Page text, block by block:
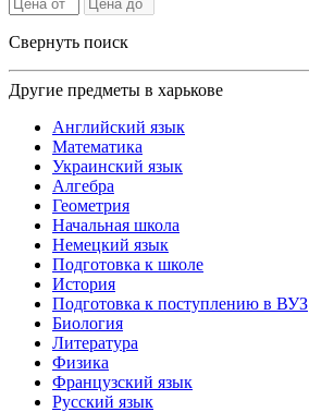
Свернуть поиск
Другие предметы в харькове
Английский язык
Математика
Украинский язык
Алгебра
Геометрия
Начальная школа
Немецкий язык
Подготовка к школе
История
Подготовка к поступлению в ВУЗ
Биология
Литература
Физика
Французский язык
Русский язык